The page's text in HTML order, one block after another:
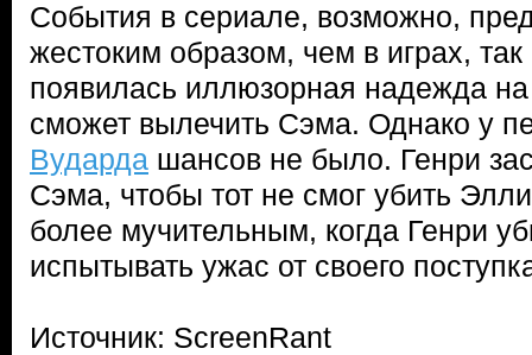
События в сериале, возможно,
жестоким образом, чем в играх, так
появилась иллюзорная надежда
сможет вылечить Сэма. Однако у
Вударда шансов не было. Генри
Сэма, чтобы тот не смог убить
более мучительным, когда Генри
испытывать ужас от своего
Источник: ScreenRant